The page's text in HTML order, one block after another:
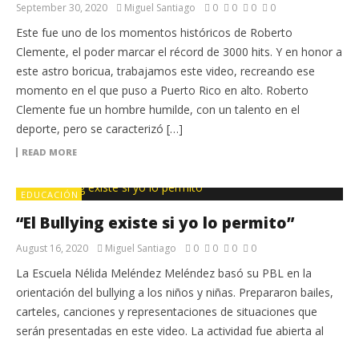
September 30, 2020 Miguel Santiago 0 0 0 0
Este fue uno de los momentos históricos de Roberto
Clemente, el poder marcar el récord de 3000 hits. Y en honor a
este astro boricua, trabajamos este video, recreando ese
momento en el que puso a Puerto Rico en alto. Roberto
Clemente fue un hombre humilde, con un talento en el
deporte, pero se caracterizó […]
READ MORE
EDUCACIÓN
“El Bullying existe si yo lo permito”
August 16, 2020 Miguel Santiago 0 0 0 0
La Escuela Nélida Meléndez Meléndez basó su PBL en la
orientación del bullying a los niños y niñas. Prepararon bailes,
carteles, canciones y representaciones de situaciones que
serán presentadas en este video. La actividad fue abierta al